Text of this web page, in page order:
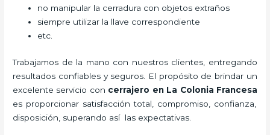
no manipular la cerradura con objetos extraños
siempre utilizar la llave correspondiente
etc.
Trabajamos de la mano con nuestros clientes, entregando
resultados confiables y seguros. El propósito de brindar un
excelente servicio con cerrajero en La Colonia Francesa
es proporcionar satisfacción total, compromiso, confianza,
disposición, superando así las expectativas.